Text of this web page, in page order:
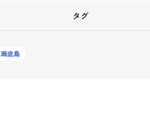
タグ
瀨底島